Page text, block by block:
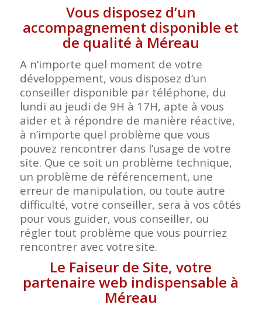
Vous disposez d’un
accompagnement disponible et
de qualité à Méreau
A n’importe quel moment de votre
développement, vous disposez d’un
conseiller disponible par téléphone, du
lundi au jeudi de 9H à 17H, apte à vous
aider et à répondre de manière réactive,
à n’importe quel problème que vous
pouvez rencontrer dans l’usage de votre
site. Que ce soit un problème technique,
un problème de référencement, une
erreur de manipulation, ou toute autre
difficulté, votre conseiller, sera à vos côtés
pour vous guider, vous conseiller, ou
régler tout problème que vous pourriez
rencontrer avec votre site.
Le Faiseur de Site, votre
partenaire web indispensable à
Méreau